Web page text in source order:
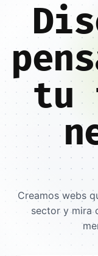
tu
Creamos webs
sector y mira